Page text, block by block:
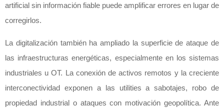
artificial sin información fiable puede amplificar errores en lugar de
corregirlos.
La digitalización también ha ampliado la superficie de ataque de
las infraestructuras energéticas, especialmente en los sistemas
industriales u OT. La conexión de activos remotos y la creciente
interconectividad exponen a las utilities a sabotajes, robo de
propiedad industrial o ataques con motivación geopolítica. Ante